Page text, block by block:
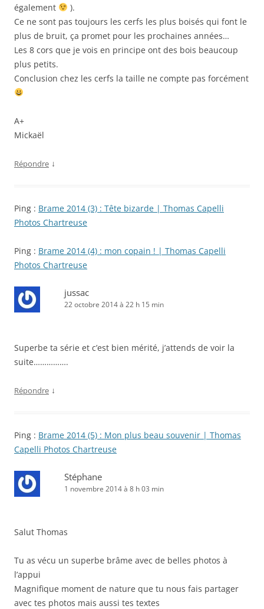
également
).
Ce ne sont pas toujours les cerfs les plus boisés qui font le
plus de bruit, ça promet pour les prochaines années…
Les 8 cors que je vois en principe ont des bois beaucoup
plus petits.
Conclusion chez les cerfs la taille ne compte pas forcément
A+
Mickaël
Répondre ↓
Ping : Brame 2014 (3) : Tête bizarde | Thomas Capelli
Photos Chartreuse
Ping : Brame 2014 (4) : mon copain ! | Thomas Capelli
Photos Chartreuse
jussac
22 octobre 2014 à 22 h 15 min
Superbe ta série et c’est bien mérité, j’attends de voir la
suite…………….
Répondre ↓
Ping : Brame 2014 (5) : Mon plus beau souvenir | Thomas
Capelli Photos Chartreuse
Stéphane
1 novembre 2014 à 8 h 03 min
Salut Thomas
Tu as vécu un superbe brâme avec de belles photos à
l’appui
Magnifique moment de nature que tu nous fais partager
avec tes photos mais aussi tes textes